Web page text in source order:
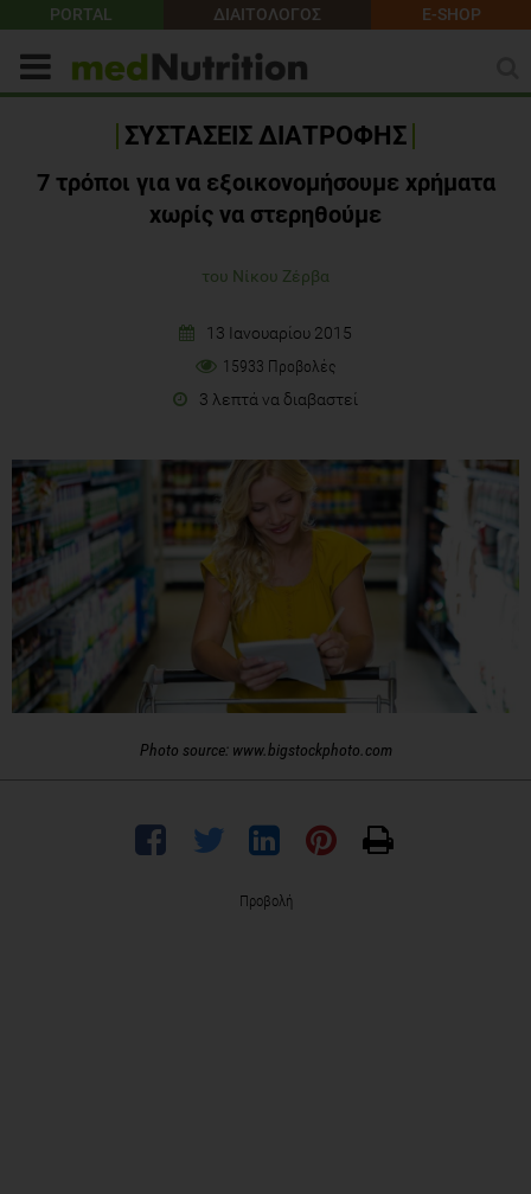
PORTAL ΔΙΑΙΤΟΛΟΓΟΣ E-SHOP
ΣΥΣΤΑΣΕΙΣ ΔΙΑΤΡΟΦΗΣ
7 τρόποι για να εξοικονομήσουμε χρήματα
χωρίς να στερηθούμε
του Νίκου Ζέρβα
13 Ιανουαρίου 2015
15933 Προβολές
3 λεπτά να διαβαστεί
Photo source: www.bigstockphoto.com
Προβολή